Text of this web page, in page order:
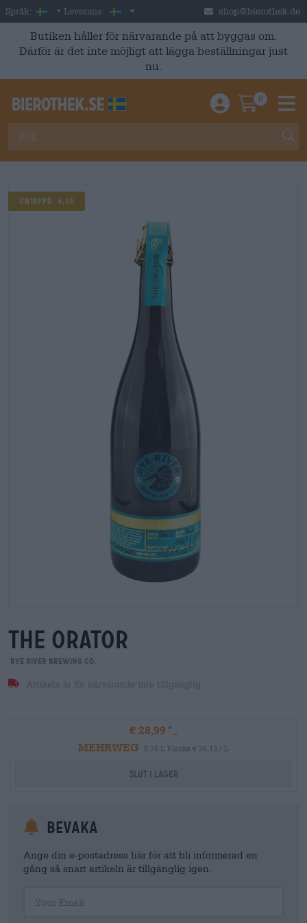
Skip to main content
Språk: Swedish
Leverans: Sverige shop@bierothek.de
Butiken håller för närvarande på att byggas om.
Därför är det inte möjligt att lägga beställningar just
nu.
Einloggen /
0
UNTAPPD: 4,36
the orator
Rye River Brewing Co.
Artikeln är för närvarande inte tillgänglig
€ 28,99
MEHRWEG
0,75 L Flaska € 36,13 / L
Slut i lager
Bevaka
Ange din e-postadress här för att bli informerad en
gång så snart artikeln är tillgänglig igen.